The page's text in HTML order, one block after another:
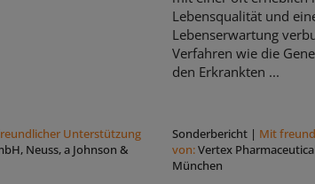
Unterstützung
Neuss, a Johnson &
Lebensqualität und
Lebenserwartung
Verfahren wie die
den Erkrankten ...
Sonderbericht| Mit
von:Vertex
München